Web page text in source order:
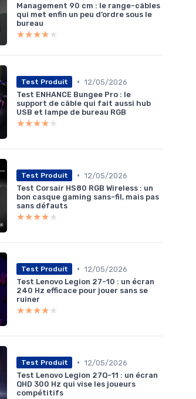
Management 90 cm : le range-câbles
qui met enfin un peu d’ordre sous le
bureau
★★★★★
★★★★★
Test Produit • 12/05/2026
Test ENHANCE Bungee Pro : le
support de câble qui fait aussi hub
USB et lampe de bureau RGB
★★★★★
★★★★★
Test Produit • 12/05/2026
Test Corsair HS80 RGB Wireless : un
bon casque gaming sans-fil, mais pas
sans défauts
★★★★★
★★★★★
Test Produit • 12/05/2026
Test Lenovo Legion 27-10 : un écran
240 Hz efficace pour jouer sans se
ruiner
★★★★★
★★★★★
Test Produit • 12/05/2026
Test Lenovo Legion 27Q-11 : un écran
QHD 300 Hz qui vise les joueurs
compétitifs